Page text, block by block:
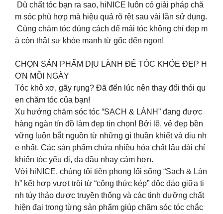
Dù chất tóc bạn ra sao, hiNICE luôn có giải pháp chă
m sóc phù hợp mà hiệu quả rõ rệt sau vài lần sử dụng.
Cùng chăm tóc đúng cách để mái tóc không chỉ đẹp m
à còn thật sự khỏe mạnh từ gốc đến ngọn!
CHỌN SẢN PHẨM DỊU LÀNH ĐỂ TÓC KHỎE ĐẸP H
ƠN MỖI NGÀY
Tóc khô xơ, gãy rụng? Đã đến lúc nên thay đổi thói qu
en chăm tóc của bạn!
Xu hướng chăm sóc tóc “SẠCH & LÀNH” đang được
hàng ngàn tín đồ làm đẹp tin chọn! Bởi lẽ, vẻ đẹp bền
vững luôn bắt nguồn từ những gì thuần khiết và dịu nh
ẹ nhất. Các sản phẩm chứa nhiều hóa chất lâu dài chỉ
khiến tóc yếu đi, da đầu nhạy cảm hơn.
Với hiNICE, chúng tôi tiên phong lối sống “Sạch & Làn
h” kết hợp vượt trội từ “công thức kép” độc đáo giữa ti
nh túy thảo dược truyền thống và các tinh dưỡng chất
hiện đại trong từng sản phẩm giúp chăm sóc tóc chắc